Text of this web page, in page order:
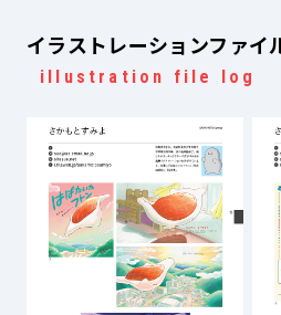
イラストレーションファイ
illustration file log